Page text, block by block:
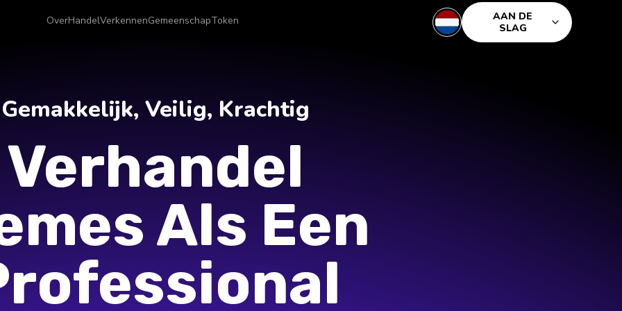
OverHandelVerkennenGemeenschapToken
AAN DE
SLAG
Gemakkelijk, Veilig, Krachtig
Verhandel
Als Een